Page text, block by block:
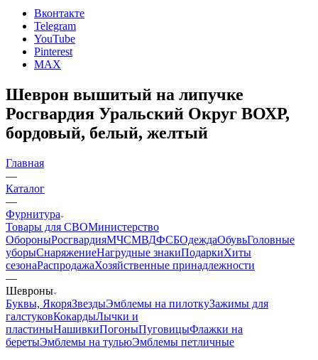
Вконтакте
Telegram
YouTube
Pinterest
MAX
Шеврон вышитый на липучке
Росгвардия Уральский Округ ВОХР,
бордовый, белый, желтый
Главная
—
Каталог
—
Фурнитура
Товары для СВОМинистерство
ОбороныРосгвардияМЧСМВДФСБОдеждаОбувьГоловные
уборыСнаряжениеНагрудные знакиПодаркиХиты
сезонаРаспродажаХозяйственные принадлежности
—
Шевроны
Буквы, ЯкоряЗвездыЭмблемы на пилоткуЗажимы для
галстуковКокардыЛычки и
пластиныНашивкиПогоныПуговицыФлажки на
беретыЭмблемы на тульюЭмблемы петличные